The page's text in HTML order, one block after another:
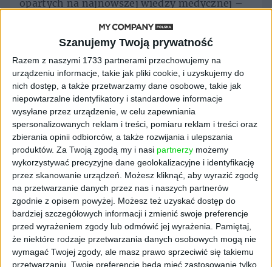
Szanujemy Twoją prywatność
Razem z naszymi 1733 partnerami przechowujemy na
urządzeniu informacje, takie jak pliki cookie, i uzyskujemy do
nich dostęp, a także przetwarzamy dane osobowe, takie jak
niepowtarzalne identyfikatory i standardowe informacje
wysyłane przez urządzenie, w celu zapewniania
spersonalizowanych reklam i treści, pomiaru reklam i treści oraz
zbierania opinii odbiorców, a także rozwijania i ulepszania
produktów. Za Twoją zgodą my i nasi partnerzy możemy
wykorzystywać precyzyjne dane geolokalizacyjne i identyfikację
przez skanowanie urządzeń. Możesz kliknąć, aby wyrazić zgodę
na przetwarzanie danych przez nas i naszych partnerów
zgodnie z opisem powyżej. Możesz też uzyskać dostęp do
bardziej szczegółowych informacji i zmienić swoje preferencje
przed wyrażeniem zgody lub odmówić jej wyrażenia.
Pamiętaj,
że niektóre rodzaje przetwarzania danych osobowych mogą nie
wymagać Twojej zgody, ale masz prawo sprzeciwić się takiemu
przetwarzaniu. Twoje preferencje będą mieć zastosowanie tylko
opartych na najnowszej wiedzy medycznej –
W ramach zawartego porozumienia MedTech
Solutions wraz z Wojskową Akademią
Techniczną będą prowadzić badania naukowe,
prace rozwojowe oraz działania związane z
komercjalizacją i transferem do gospodarki
innowacyjnych technologii. Współpraca
obejmie także doradztwo naukowo-badawcze,
konsultacje techniczno-technologiczne i
tworzenie ekspertyz oraz organizację
konferencji, szkoleń i programów stażowych.
Czym zajmuje
się MedTech Solutions
Od 2025 r. MedTech Solutions realizuje nowe